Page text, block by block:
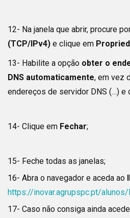
12- Na janela que abrir, procure
(TCP/IPv4) e clique em
13- Habilite a opção obter o
DNS automaticamente, em vez
endereços de servidor DNS (…) e
14- Clique em Fechar;
15- Feche todas as janelas;
16- Abra o navegador e aceda ao
https://inovar.agrupspc.pt/
17- Caso não consiga ainda